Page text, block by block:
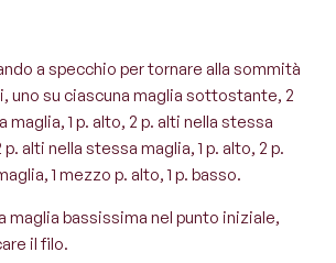
a specchio per tornare alla sommità
uno su ciascuna maglia sottostante, 2
maglia, 1 p. alto, 2 p. alti nella stessa
p. alti nella stessa maglia, 1 p. alto, 2 p.
1 mezzo p. alto, 1 p. basso.
maglia bassissima nel punto iniziale,
il filo.